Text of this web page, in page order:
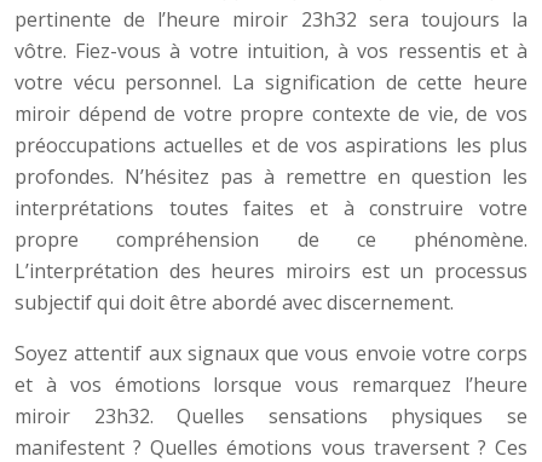
pertinente de l’heure miroir 23h32 sera toujours la
vôtre. Fiez-vous à votre intuition, à vos ressentis et à
votre vécu personnel. La signification de cette heure
miroir dépend de votre propre contexte de vie, de vos
préoccupations actuelles et de vos aspirations les plus
profondes. N’hésitez pas à remettre en question les
interprétations toutes faites et à construire votre
propre compréhension de ce phénomène.
L’interprétation des heures miroirs est un processus
subjectif qui doit être abordé avec discernement.
Soyez attentif aux signaux que vous envoie votre corps
et à vos émotions lorsque vous remarquez l’heure
miroir 23h32. Quelles sensations physiques se
manifestent ? Quelles émotions vous traversent ? Ces